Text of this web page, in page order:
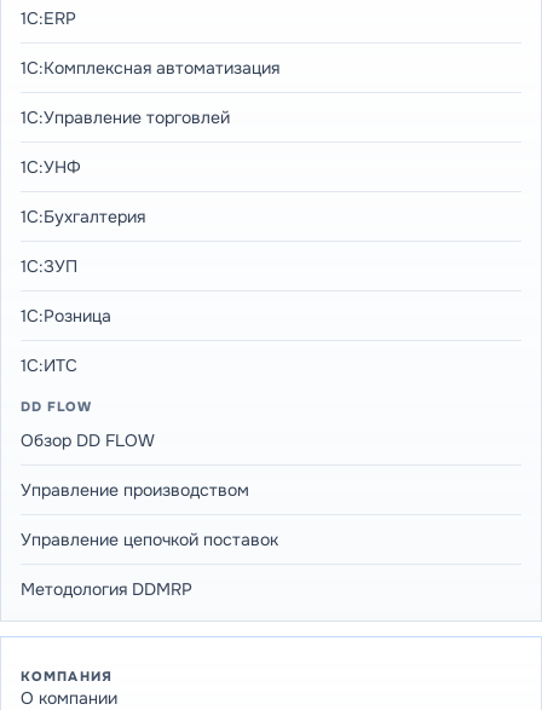
1С:ERP
1С:Комплексная автоматизация
1С:Управление торговлей
1С:УНФ
1С:Бухгалтерия
1С:ЗУП
1С:Розница
1С:ИТС
DD FLOW
Обзор DD FLOW
Управление производством
Управление цепочкой поставок
Методология DDMRP
КОМПАНИЯ
О компании